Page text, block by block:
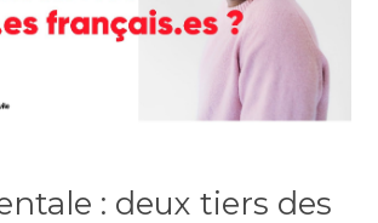
: deux tiers des